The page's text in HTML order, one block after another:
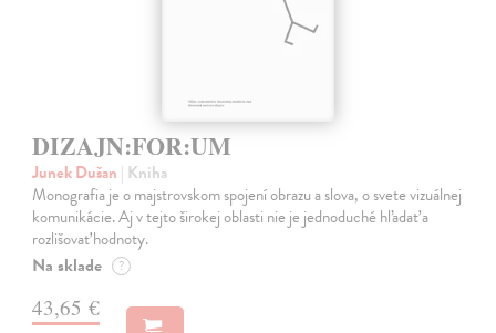
DIZAJN:FOR:UM
Junek Dušan | Kniha
Monografia je o majstrovskom spojení obrazu a slova, o svete vizuálnej
komunikácie. Aj v tejto širokej oblasti nie je jednoduché hľadať a
rozlišovať hodnoty.
Na sklade ?
43,65 €